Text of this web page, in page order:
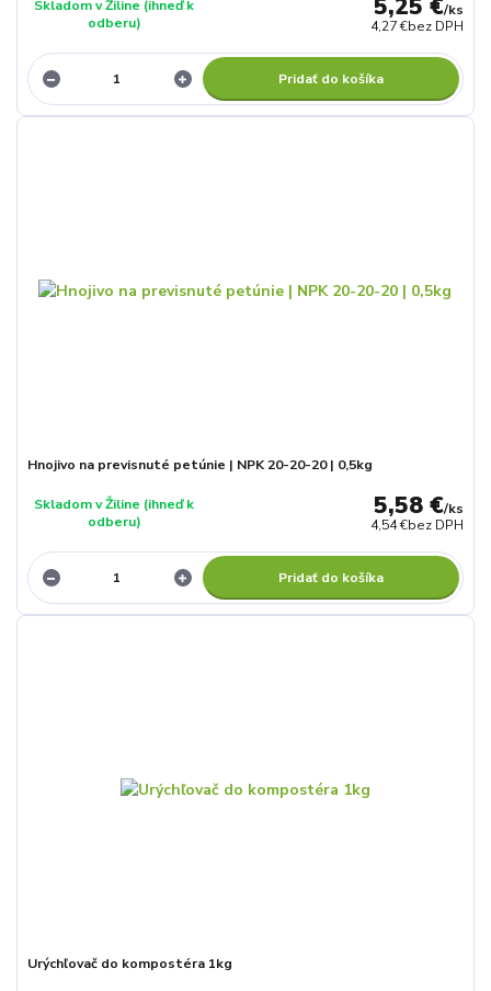
5,25 €/ks
4,27 €bez DPH
Skladom v Žiline (ihneď k
odberu)
Pridať do košíka
Hnojivo na previsnuté petúnie | NPK 20-20-20 | 0,5kg
5,58 €/ks
4,54 €bez DPH
Skladom v Žiline (ihneď k
odberu)
Pridať do košíka
Urýchľovač do kompostéra 1kg